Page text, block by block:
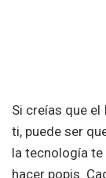
Si creías que
ti, puede ser
la tecnología
hacer popis.